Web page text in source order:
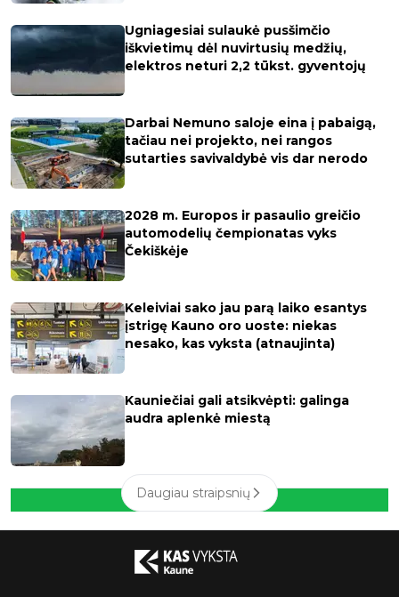
Ugniagesiai sulaukė pusšimčio
iškvietimų dėl nuvirtusių medžių,
elektros neturi 2,2 tūkst. gyventojų
Darbai Nemuno saloje eina į pabaigą,
tačiau nei projekto, nei rangos
sutarties savivaldybė vis dar nerodo
2028 m. Europos ir pasaulio greičio
automodelių čempionatas vyks
Čekiškėje
Keleiviai sako jau parą laiko esantys
įstrigę Kauno oro uoste: niekas
nesako, kas vyksta (atnaujinta)
Kauniečiai gali atsikvėpti: galinga
audra aplenkė miestą
Daugiau straipsnių